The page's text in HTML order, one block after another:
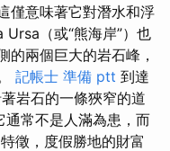
僅意味著它對潛水和浮
Ursa（或“熊海岸”）也
的兩個巨大的岩石峰，
記帳士 準備 ptt 到達
岩石的一條狹窄的道
通常不是人滿為患，而
徵，度假勝地的財富